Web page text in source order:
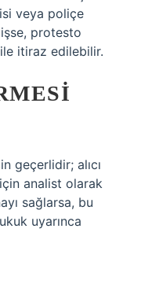
veya poliçe
protesto
itiraz edilebilir.
geçerlidir; alıcı
analist olarak
sağlarsa, bu
uyarınca